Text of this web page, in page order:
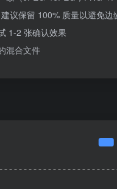
议保留 100% 质量以避免边
1-2 张确认效果
混合文件